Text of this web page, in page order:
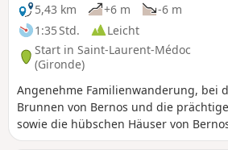
5,43 km
+6 m
-6 m
1:35 Std.
Leicht
Start in Saint-Laurent-Médoc
(Gironde)
Angenehme Familienwanderung, bei
Brunnen von Bernos und die
sowie die hübschen Häuser von
entdecken kann.